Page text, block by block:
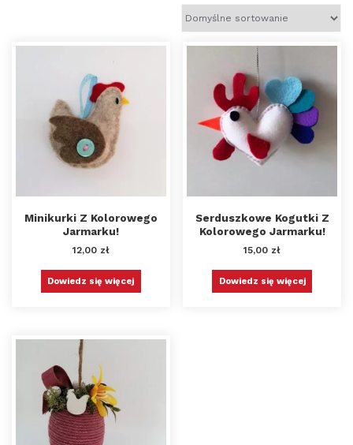
Minikurki Z Kolorowego
Jarmarku!
12,00 zł
Dowiedz się więcej
Serduszkowe Kogutki Z
Kolorowego Jarmarku!
15,00 zł
Dowiedz się więcej